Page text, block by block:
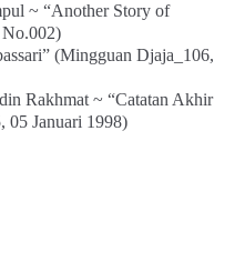
~ “Another Story of
(Mingguan Djaja_106,
Rakhmat ~ “Catatan Akhir
05 Januari 1998)